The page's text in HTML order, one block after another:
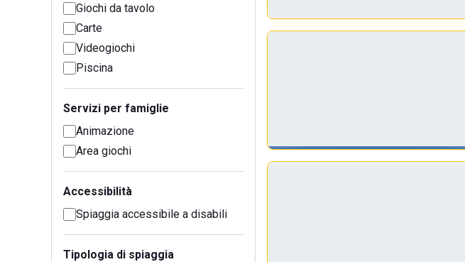
Giochi da tavolo
Carte
Videogiochi
Piscina
Servizi per famiglie
Animazione
Area giochi
Accessibilità
Spiaggia accessibile a disabili
Tipologia di spiaggia